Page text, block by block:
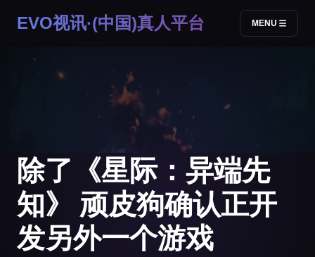
EVO视讯·(中国)真人平台 MENU
除了《星际：异端先
知》 顽皮狗确认正开
发另外一个游戏